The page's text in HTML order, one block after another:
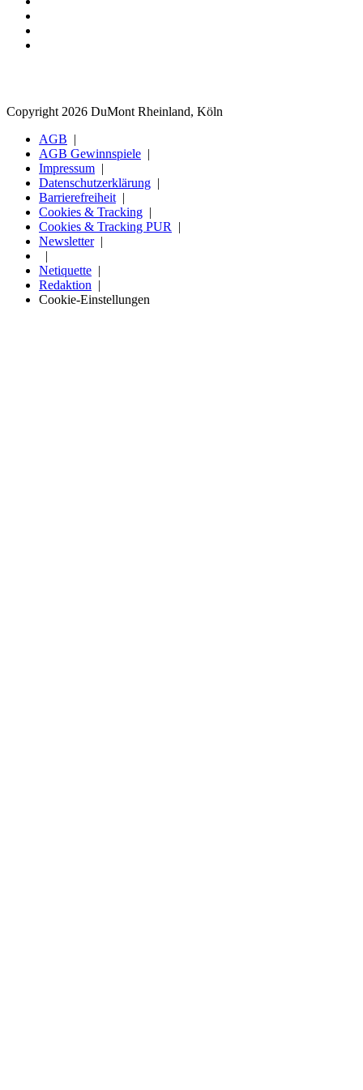
Copyright 2026 DuMont Rheinland, Köln
AGB
AGB Gewinnspiele
Impressum
Datenschutzerklärung
Barrierefreiheit
Cookies & Tracking
Cookies & Tracking PUR
Newsletter
Netiquette
Redaktion
Cookie-Einstellungen